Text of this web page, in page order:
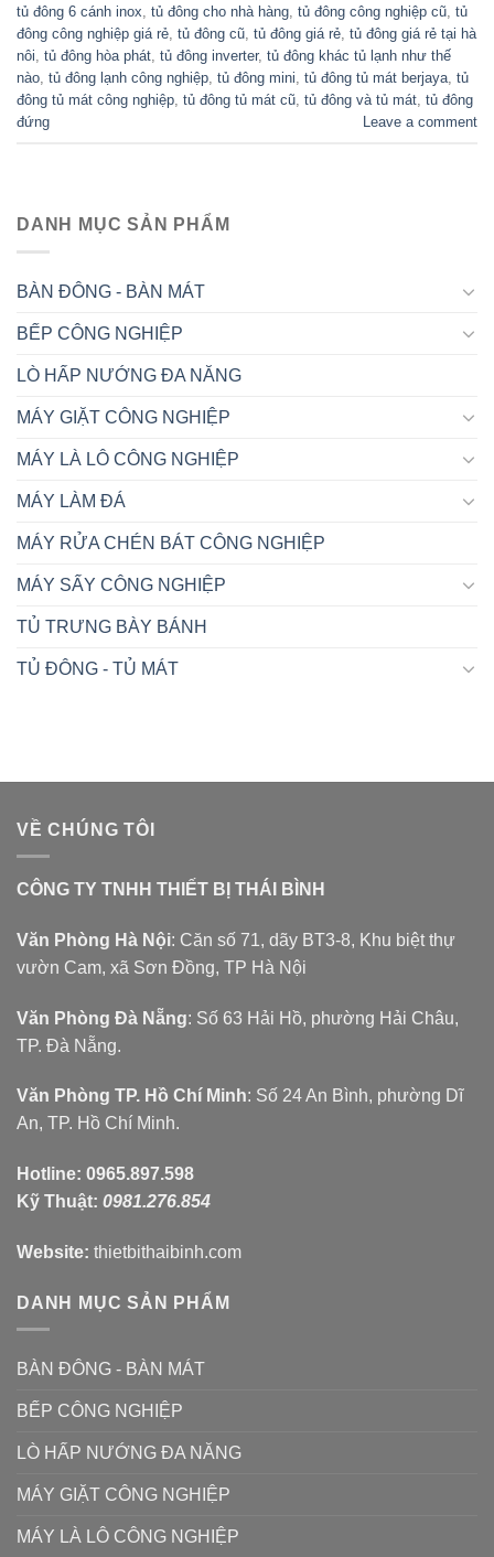
tủ đông 6 cánh inox, tủ đông cho nhà hàng, tủ đông công nghiệp cũ, tủ
đông công nghiệp giá rẻ, tủ đông cũ, tủ đông giá rẻ, tủ đông giá rẻ tại hà
nôi, tủ đông hòa phát, tủ đông inverter, tủ đông khác tủ lạnh như thế
nào, tủ đông lạnh công nghiệp, tủ đông mini, tủ đông tủ mát berjaya, tủ
đông tủ mát công nghiệp, tủ đông tủ mát cũ, tủ đông và tủ mát, tủ đông
đứng
Leave a comment
DANH MỤC SẢN PHẨM
BÀN ĐÔNG - BÀN MÁT
BẾP CÔNG NGHIỆP
LÒ HẤP NƯỚNG ĐA NĂNG
MÁY GIẶT CÔNG NGHIỆP
MÁY LÀ LÔ CÔNG NGHIỆP
MÁY LÀM ĐÁ
MÁY RỬA CHÉN BÁT CÔNG NGHIỆP
MÁY SẤY CÔNG NGHIỆP
TỦ TRƯNG BÀY BÁNH
TỦ ĐÔNG - TỦ MÁT
VỀ CHÚNG TÔI
CÔNG TY TNHH THIẾT BỊ THÁI BÌNH
Văn Phòng Hà Nội: Căn số 71, dãy BT3-8, Khu biệt thự
vườn Cam, xã Sơn Đồng, TP Hà Nội
Văn Phòng Đà Nẵng: Số 63 Hải Hồ, phường Hải Châu,
TP. Đà Nẵng.
Văn Phòng TP. Hồ Chí Minh: Số 24 An Bình, phường Dĩ
An, TP. Hồ Chí Minh.
Hotline: 0965.897.598
Kỹ Thuật: 0981.276.854
Website: thietbithaibinh.com
DANH MỤC SẢN PHẨM
BÀN ĐÔNG - BÀN MÁT
BẾP CÔNG NGHIỆP
LÒ HẤP NƯỚNG ĐA NĂNG
MÁY GIẶT CÔNG NGHIỆP
MÁY LÀ LÔ CÔNG NGHIỆP